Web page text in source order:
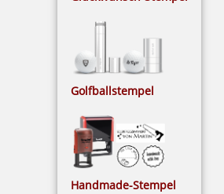
Golfballstempel
Handmade-Stempel
COLOP CLASSIC LINE 2106/P